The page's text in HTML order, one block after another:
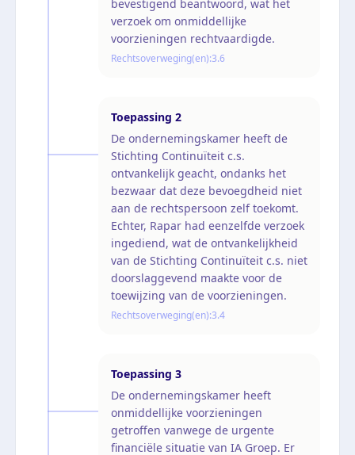
bevestigend beantwoord, wat het
verzoek om onmiddellijke
voorzieningen rechtvaardigde.
Rechtsoverweging(en):3.6
Toepassing 2
De ondernemingskamer heeft de
Stichting Continuïteit c.s.
ontvankelijk geacht, ondanks het
bezwaar dat deze bevoegdheid niet
aan de rechtspersoon zelf toekomt.
Echter, Rapar had eenzelfde verzoek
ingediend, wat de ontvankelijkheid
van de Stichting Continuïteit c.s. niet
doorslaggevend maakte voor de
toewijzing van de voorzieningen.
Rechtsoverweging(en):3.4
Toepassing 3
De ondernemingskamer heeft
onmiddellijke voorzieningen
getroffen vanwege de urgente
financiële situatie van IA Groep. Er